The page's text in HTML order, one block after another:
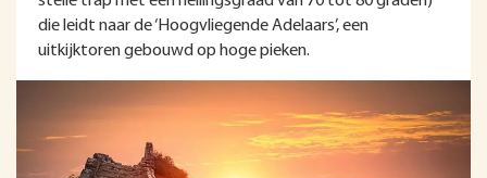
die leidt naar de ‘Hoogvliegende Adelaars’, een
uitkijktoren gebouwd op hoge pieken.